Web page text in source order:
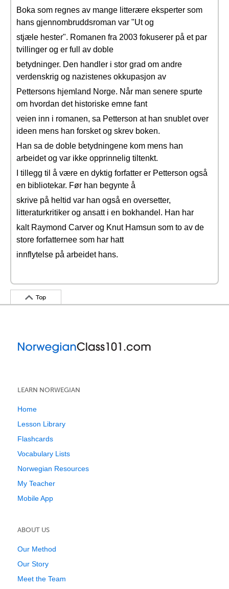
Boka som regnes av mange litterære eksperter som
hans gjennombruddsroman var "Ut og
stjæle hester". Romanen fra 2003 fokuserer på et par
tvillinger og er full av doble
betydninger. Den handler i stor grad om andre
verdenskrig og nazistenes okkupasjon av
Pettersons hjemland Norge. Når man senere spurte
om hvordan det historiske emne fant
veien inn i romanen, sa Petterson at han snublet over
ideen mens han forsket og skrev boken.
Han sa de doble betydningene kom mens han
arbeidet og var ikke opprinnelig tiltenkt.
I tillegg til å være en dyktig forfatter er Petterson også
en bibliotekar. Før han begynte å
skrive på heltid var han også en oversetter,
litteraturkritiker og ansatt i en bokhandel. Han har
kalt Raymond Carver og Knut Hamsun som to av de
store forfatternee som har hatt
innflytelse på arbeidet hans.
Top
LEARN NORWEGIAN
Home
Lesson Library
Flashcards
Vocabulary Lists
Norwegian Resources
My Teacher
Mobile App
ABOUT US
Our Method
Our Story
Meet the Team